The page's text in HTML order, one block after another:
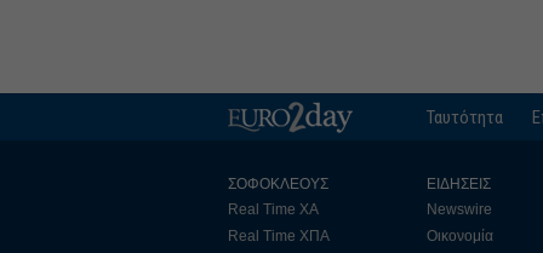
Ταυτότητα
ΣΟΦΟΚΛΕΟΥΣ
Real Time ΧΑ
Real Time ΧΠΑ
ΕΙΔΗΣΕΙΣ
Newswire
Οικονομία